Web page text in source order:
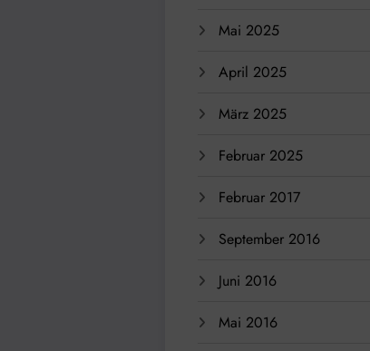
Mai 2025
April 2025
März 2025
Februar 2025
Februar 2017
September 2016
Juni 2016
Mai 2016